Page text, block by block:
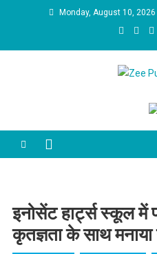
Skip to contentMonday, August 10, 2026
Zee Punjab Tv
इनोसेंट हार्ट्स स्कूल में
कृतज्ञता के साथ मनाया